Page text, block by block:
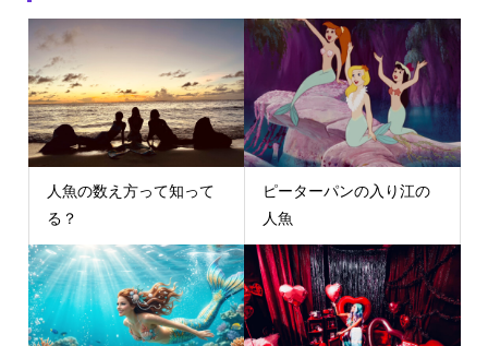
人魚の数え方って知って
る？
ピーターパンの入り江の
人魚